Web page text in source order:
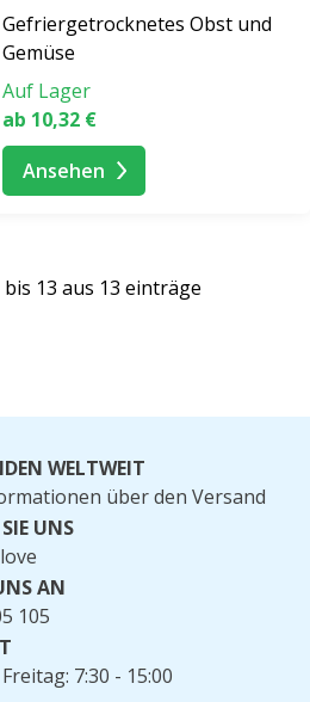
Gefriergetrocknetes Obst und
Gemüse
Auf Lager
ab 10,32 €
Ansehen
13 aus 13 einträge
WELTWEIT
über den Versand
UNS
AN
105
7:30 - 15:00